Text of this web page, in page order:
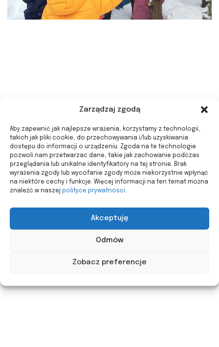
Zarządzaj zgodą
Aby zapewnić jak najlepsze wrażenia, korzystamy z technologii,
takich jak pliki cookie, do przechowywania i/lub uzyskiwania
dostępu do informacji o urządzeniu. Zgoda na te technologie
pozwoli nam przetwarzać dane, takie jak zachowanie podczas
przeglądania lub unikalne identyfikatory na tej stronie. Brak
wyrażenia zgody lub wycofanie zgody może niekorzystnie wpłynąć
na niektóre cechy i funkcje. Więcej informacji na ten temat można
znaleźć w naszej polityce prywatności.
Akceptuję
Odmów
Zobacz preferencje